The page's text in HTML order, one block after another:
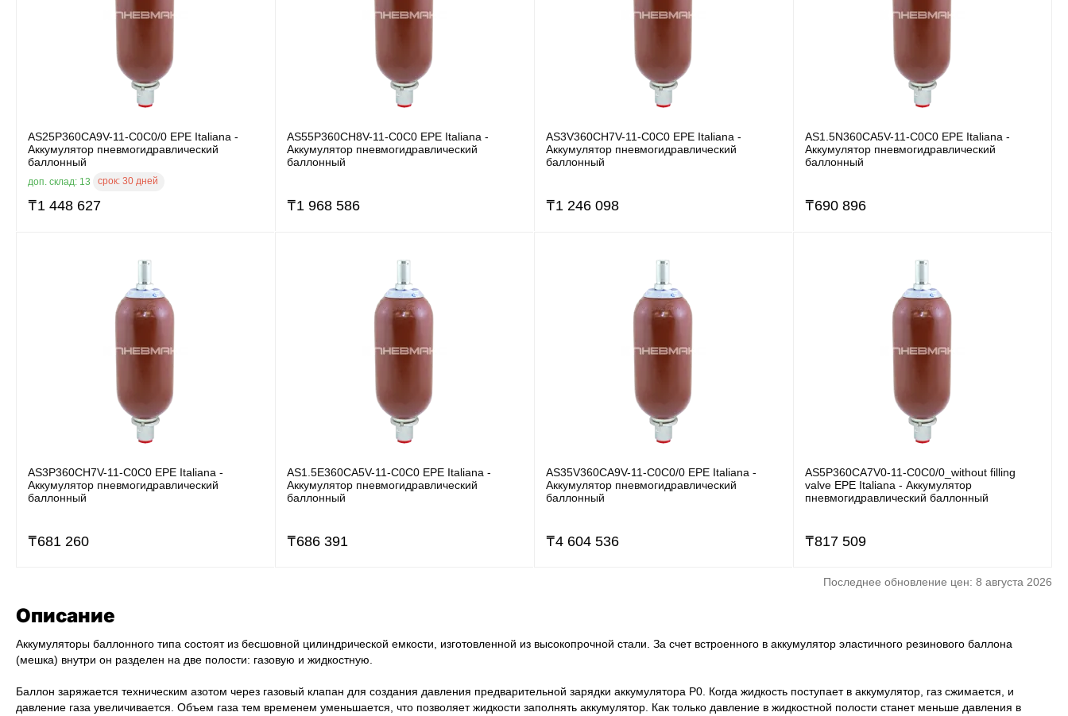
AS25P360CA9V-11-C0C0/0 EPE Italiana -
Аккумулятор пневмогидравлический
баллонный
доп. склад: 13 срок: 30 дней
₸1 448 627
AS55P360CH8V-11-C0C0 EPE Italiana -
Аккумулятор пневмогидравлический
баллонный
₸1 968 586
AS3V360CH7V-11-C0C0 EPE Italiana -
Аккумулятор пневмогидравлический
баллонный
₸1 246 098
AS1.5N360CA5V-11-C0C0 EPE Italiana -
Аккумулятор пневмогидравлический
баллонный
₸690 896
AS3P360CH7V-11-C0C0 EPE Italiana -
Аккумулятор пневмогидравлический
баллонный
₸681 260
AS1.5E360CA5V-11-C0C0 EPE Italiana -
Аккумулятор пневмогидравлический
баллонный
₸686 391
AS35V360CA9V-11-C0C0/0 EPE Italiana -
Аккумулятор пневмогидравлический
баллонный
₸4 604 536
AS5P360CA7V0-11-C0C0/0_without filling
valve EPE Italiana - Аккумулятор
пневмогидравлический баллонный
₸817 509
Последнее обновление цен: 8 августа 2026
Описание
Аккумуляторы баллонного типа состоят из бесшовной цилиндрической емкости, изготовленной из высокопрочной стали. За счет встроенного в аккумулятор эластичного резинового баллона
(мешка) внутри он разделен на две полости: газовую и жидкостную.
Баллон заряжается техническим азотом через газовый клапан для создания давления предварительной зарядки аккумулятора Р0. Когда жидкость поступает в аккумулятор, газ сжимается, и
давление газа увеличивается. Объем газа тем временем уменьшается, что позволяет жидкости заполнять аккумулятор. Как только давление в жидкостной полости станет меньше давления в